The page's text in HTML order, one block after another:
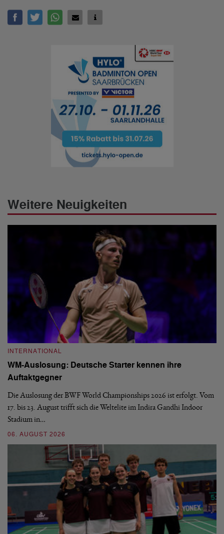
Weitere Neuigkeiten
INTERNATIONAL
WM-Auslosung: Deutsche Starter kennen ihre
Auftaktgegner
Die Auslosung der BWF World Championships 2026 ist erfolgt. Vom
17. bis 23. August trifft sich die Weltelite im Indira Gandhi Indoor
Stadium in…
06. AUGUST 2026